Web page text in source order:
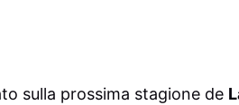
sulla prossima stagione de